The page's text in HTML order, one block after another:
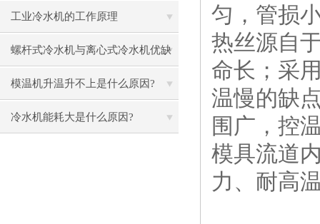
对比
工业冷水机的工作原理
螺杆式冷水机与离心式冷水机优缺
点分析
模温机升温升不上是什么原因?
冷水机能耗大是什么原因?
匀，管损
热丝源自
命长；采
温慢的缺
围广，控
模具流道
力、耐高